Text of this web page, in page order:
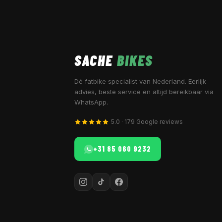
SACHE BIKES
Dé fatbike specialist van Nederland. Eerlijk
advies, beste service en altijd bereikbaar via
WhatsApp.
5.0 · 179 Google reviews
+31 85 060 9232